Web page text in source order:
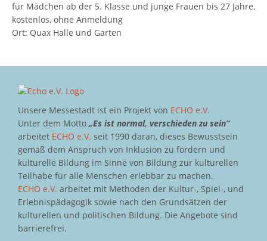
für Mädchen ab der 5. Klasse und junge Frauen bis 27 Jahre,
kostenlos, ohne Anmeldung
Ort: Quax Halle und Garten
Unsere Messestadt ist ein Projekt von ECHO e.V.
Unter dem Motto „Es ist normal, verschieden zu sein“
arbeitet ECHO e.V. seit 1990 daran, dieses Bewusstsein
gemäß dem Anspruch von Inklusion zu fördern und
kulturelle Bildung im Sinne von Bildung zur kulturellen
Teilhabe für alle Menschen erlebbar zu machen.
ECHO e.V. arbeitet mit Methoden der Kultur-, Spiel-, und
Erlebnispädagogik sowie nach den Grundsätzen der
kulturellen und politischen Bildung. Die Angebote sind
barrierefrei.